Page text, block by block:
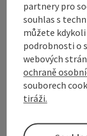
KOLO,
PRO DVA
Poznejte
partnery pro
souhlas s
můžete
podrobnosti o
webových
ochraně
souborech
tiráži.